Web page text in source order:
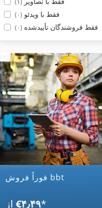
(۱)
فقط با ویدئو(۰)
فقط فروشندگان تأییدشده(۰)
فوراً فروش bbt
‎€۴٫۴۹*